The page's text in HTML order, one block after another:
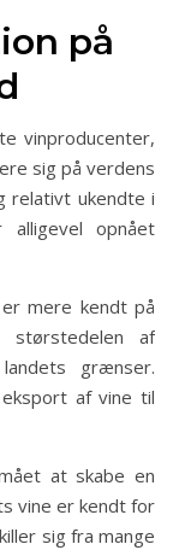
på
vinproducenter,
sig på verdens
relativt ukendte i
opnået
mere kendt på
af
grænser.
af vine til
at skabe en
vine er kendt for
sig fra mange